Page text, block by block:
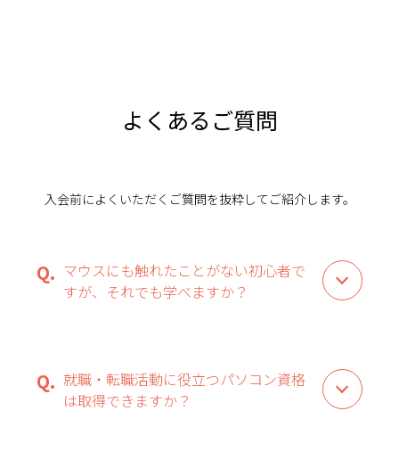
よくあるご質問
入会前によくいただくご質問を抜粋してご紹介します。
マウスにも触れたことがない初心者で
すが、それでも学べますか？
就職・転職活動に役立つパソコン資格
は取得できますか？